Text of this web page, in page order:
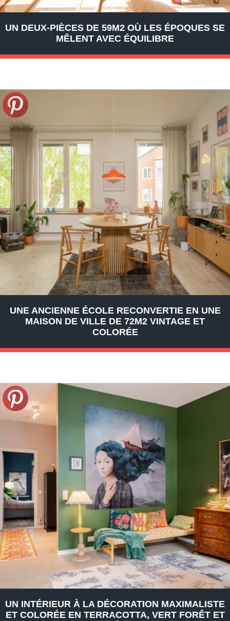
UN DEUX-PIÈCES DE 59M2 OÙ LES ÉPOQUES SE
MÊLENT AVEC ÉQUILIBRE
UNE ANCIENNE ÉCOLE RECONVERTIE EN UNE
MAISON DE VILLE DE 72M2 VINTAGE ET
COLORÉE
UN INTÉRIEUR À LA DÉCORATION MAXIMALISTE
ET COLORÉE EN TERRACOTTA, VERT FORÊT ET